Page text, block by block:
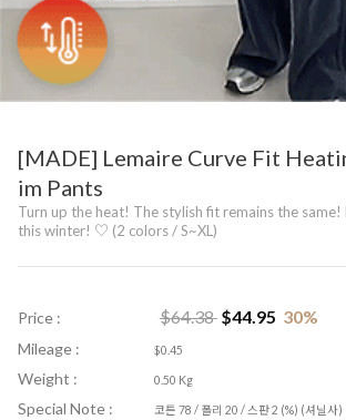
[MADE] Lemaire Curve Fit
im Pants
Turn up the heat! The stylish fit remains the same!
this winter! ♡ (2 colors / S~XL)
Price : $64.38 $44.95 30%
Mileage : $0.45
Weight : 0.50 Kg
Special Note : 코튼 78 / 폴리 20 / 스판 2 (%) (셔닐사)